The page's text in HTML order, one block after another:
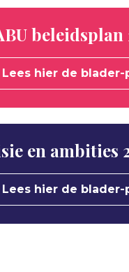
beleidsplan
Lees hier de blader-
en ambities
Lees hier de blader-